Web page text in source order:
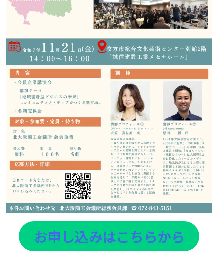
お申し込みはこちらから